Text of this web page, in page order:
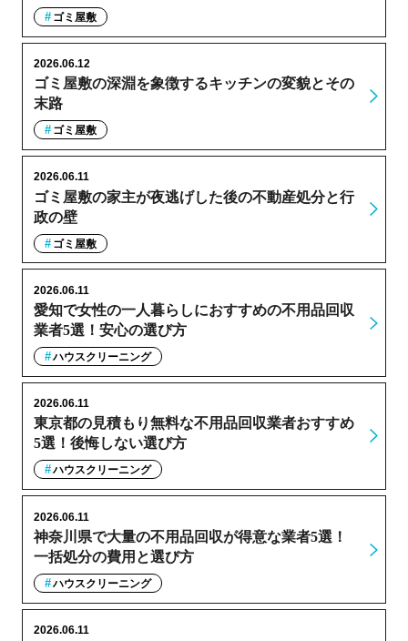
ゴミ屋敷
ゴミ屋敷の深淵を象徴するキッチンの変貌とその
末路
2026.06.12
ゴミ屋敷
ゴミ屋敷の家主が夜逃げした後の不動産処分と行
政の壁
2026.06.11
ゴミ屋敷
愛知で女性の一人暮らしにおすすめの不用品回収
業者5選！安心の選び方
2026.06.11
ハウスクリーニング
東京都の見積もり無料な不用品回収業者おすすめ
5選！後悔しない選び方
2026.06.11
ハウスクリーニング
神奈川県で大量の不用品回収が得意な業者5選！
一括処分の費用と選び方
2026.06.11
ハウスクリーニング
2026.06.11